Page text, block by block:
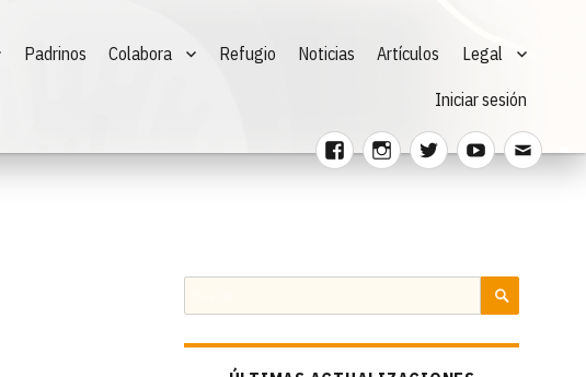
FacebookInstagram
TwitterYoutubeCorreo
Padrinos Colabora Refugio Noticias Artículos Legal
Iniciar sesión
por: